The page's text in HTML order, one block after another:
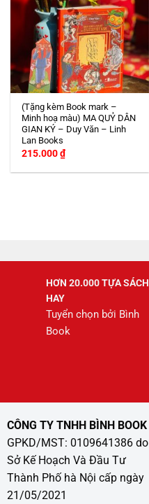
(Tặng kèm Book mark –
Minh hoạ màu) MA QUỶ DÂN
GIAN KÝ – Duy Văn – Linh
Lan Books
215.000₫
HƠN 20.000 TỰA SÁCH
HAY
Tuyển chọn bởi Bình
Book
CÔNG TY TNHH BÌNH BOOK
GPKD/MST: 0109641386 do
Sở Kế Hoạch Và Đầu Tư
Thành Phố hà Nội cấp ngày
21/05/2021